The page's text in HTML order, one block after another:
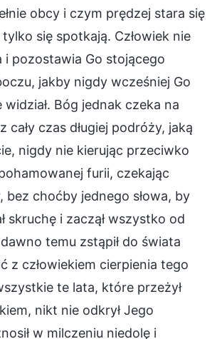
obcy i czym prędzej stara się
się spotkają. Człowiek nie
i pozostawia Go stojącego
jakby nigdy wcześniej Go
widział. Bóg jednak czeka na
cały czas długiej podróży, jaką
nigdy nie kierując przeciwko
furii, czekając
bez choćby jednego słowa, by
skruchę i zaczął wszystko od
temu zstąpił do świata
z człowiekiem cierpienia tego
te lata, które przeżył
nikt nie odkrył Jego
w milczeniu niedolę i